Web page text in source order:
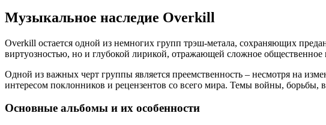
Музыкальное наследие Overkill
Overkill остается одной из немногих групп трэш-метала, сохраняющих
виртуозностью, но и глубокой лирикой, отражающей сложное общественное
Одной из важных черт группы является преемственность – несмотря на
интересом поклонников и рецензентов со всего мира. Темы войны, борьбы,
Основные альбомы и их особенности